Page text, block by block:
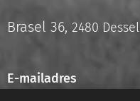
Brasel 36, 2480 Dessel
E-mailadres